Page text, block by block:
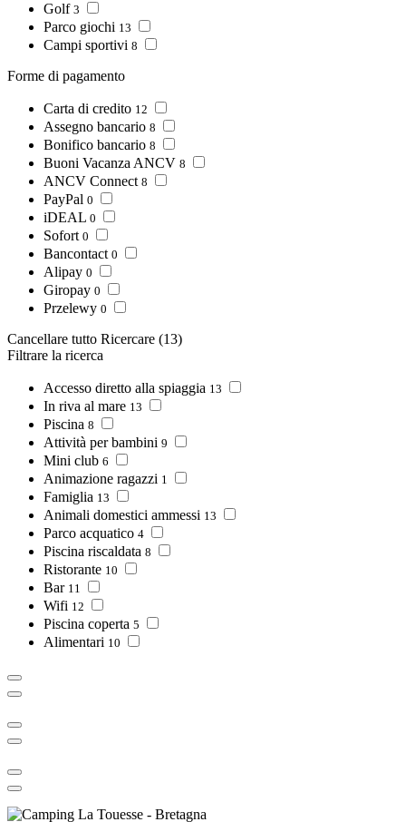
Golf 3
Parco giochi 13
Campi sportivi 8
Forme di pagamento
Carta di credito 12
Assegno bancario 8
Bonifico bancario 8
Buoni Vacanza ANCV 8
ANCV Connect 8
PayPal 0
iDEAL 0
Sofort 0
Bancontact 0
Alipay 0
Giropay 0
Przelewy 0
Cancellare tutto Ricercare (13)
Filtrare la ricerca
Accesso diretto alla spiaggia 13
In riva al mare 13
Piscina 8
Attività per bambini 9
Mini club 6
Animazione ragazzi 1
Famiglia 13
Animali domestici ammessi 13
Parco acquatico 4
Piscina riscaldata 8
Ristorante 10
Bar 11
Wifi 12
Piscina coperta 5
Alimentari 10